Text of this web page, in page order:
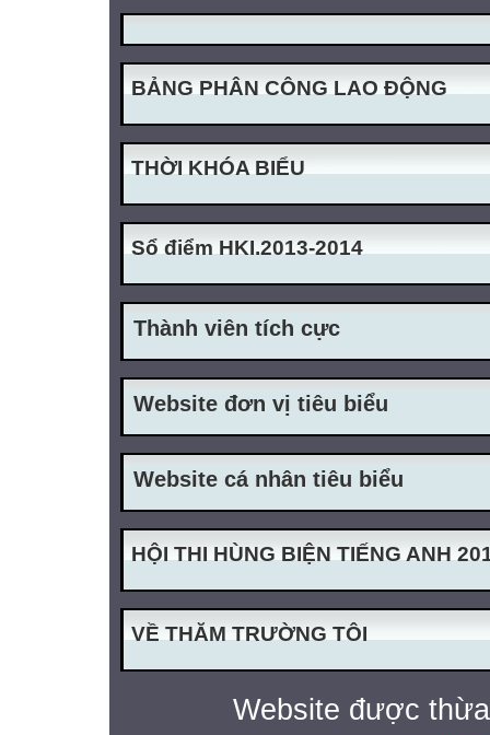
BẢNG PHÂN CÔNG LAO ĐỘNG
THỜI KHÓA BIỂU
Sổ điểm HKI.2013-2014
Thành viên tích cực
Website đơn vị tiêu biểu
Website cá nhân tiêu biểu
HỘI THI HÙNG BIỆN TIẾNG ANH
VỀ THĂM TRƯỜNG TÔI
Website được